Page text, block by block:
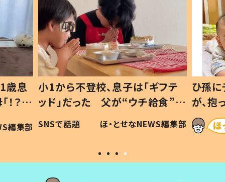
歳息
？」
編集部
小1から不登校、息子は「ギフテ
ッド」だった 父が“ウチ給食”を
作り続ける理由とは #令和の親
#令和の子
SNSで話題 ほ・とせなNEWS編集部
ひ孫
が、
「涙が
い」